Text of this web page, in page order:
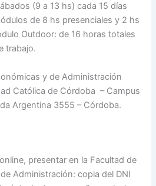
(9 a 13 hs) cada 15 días
de 8 hs presenciales y 2 hs
Outdoor: de 16 horas totales
trabajo.
y de Administración
Católica de Córdoba – Campus
Argentina 3555 – Córdoba.
presentar en la Facultad de
Administración: copia del DNI